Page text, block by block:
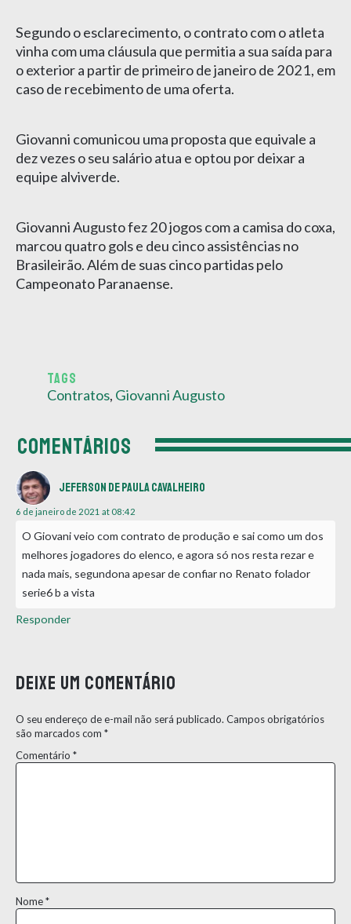
Segundo o esclarecimento, o contrato com o atleta
vinha com uma cláusula que permitia a sua saída para
o exterior a partir de primeiro de janeiro de 2021, em
caso de recebimento de uma oferta.
Giovanni comunicou uma proposta que equivale a
dez vezes o seu salário atua e optou por deixar a
equipe alviverde.
Giovanni Augusto fez 20 jogos com a camisa do coxa,
marcou quatro gols e deu cinco assistências no
Brasileirão. Além de suas cinco partidas pelo
Campeonato Paranaense.
TAGS
Contratos, Giovanni Augusto
COMENTÁRIOS
Jeferson de Paula cavalheiro
6 de janeiro de 2021 at 08:42
O Giovani veio com contrato de produção e sai como um dos
melhores jogadores do elenco, e agora só nos resta rezar e
nada mais, segundona apesar de confiar no Renato folador
serie6 b a vista
Responder
Deixe um comentário
O seu endereço de e-mail não será publicado. Campos obrigatórios
são marcados com *
Comentário *
Nome*